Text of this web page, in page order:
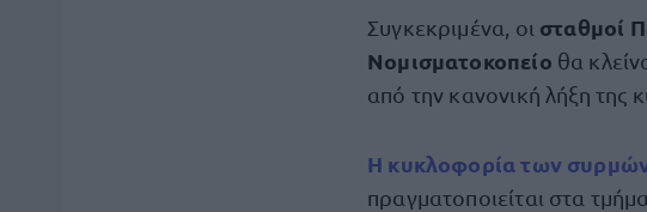
Συγκεκριμένα, οι σταθμοί
Νομισματοκοπείο θα
από την κανονική λήξη της
Η κυκλοφορία των
πραγματοποιείται στα